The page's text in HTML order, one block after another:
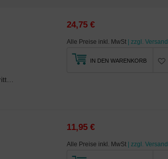
24,75 €
Alle Preise inkl. MwSt | zzgl. Versand
IN DEN WARENKORB
11,95 €
Alle Preise inkl. MwSt | zzgl. Versand